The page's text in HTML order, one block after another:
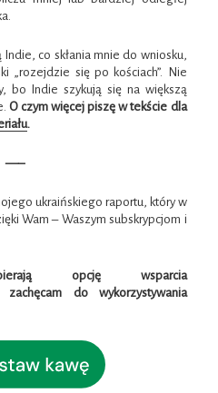
co skłania mnie do wniosku,
„rozejdzie się po kościach”. Nie
bo Indie szykują się na większą
O czym więcej piszę w tekście dla
.
—–
ukraińskiego raportu, który w
Wam – Waszym subskrypcjom i
opcję wsparcia
zachęcam do wykorzystywania